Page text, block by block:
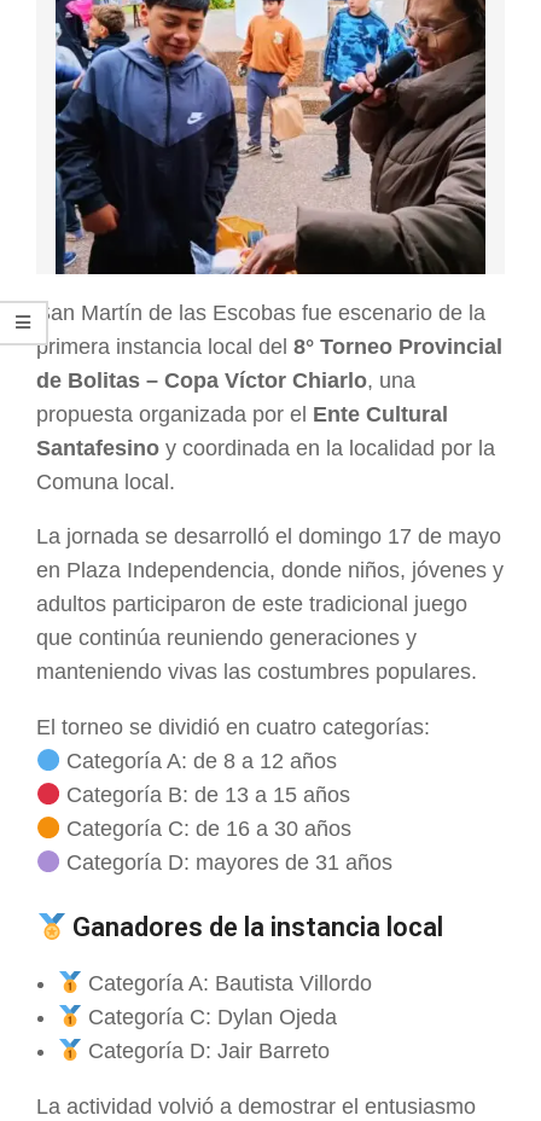
San Martín de las Escobas fue escenario de la
primera instancia local del 8° Torneo Provincial
de Bolitas – Copa Víctor Chiarlo, una
propuesta organizada por el Ente Cultural
Santafesino y coordinada en la localidad por la
Comuna local.
La jornada se desarrolló el domingo 17 de mayo
en Plaza Independencia, donde niños, jóvenes y
adultos participaron de este tradicional juego
que continúa reuniendo generaciones y
manteniendo vivas las costumbres populares.
El torneo se dividió en cuatro categorías:
Categoría A: de 8 a 12 años
Categoría B: de 13 a 15 años
Categoría C: de 16 a 30 años
Categoría D: mayores de 31 años
Ganadores de la instancia local
Categoría A: Bautista Villordo
Categoría C: Dylan Ojeda
Categoría D: Jair Barreto
La actividad volvió a demostrar el entusiasmo